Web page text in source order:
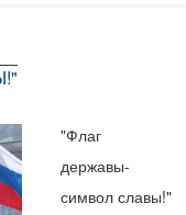
"Флаг
державы-
символ славы!"